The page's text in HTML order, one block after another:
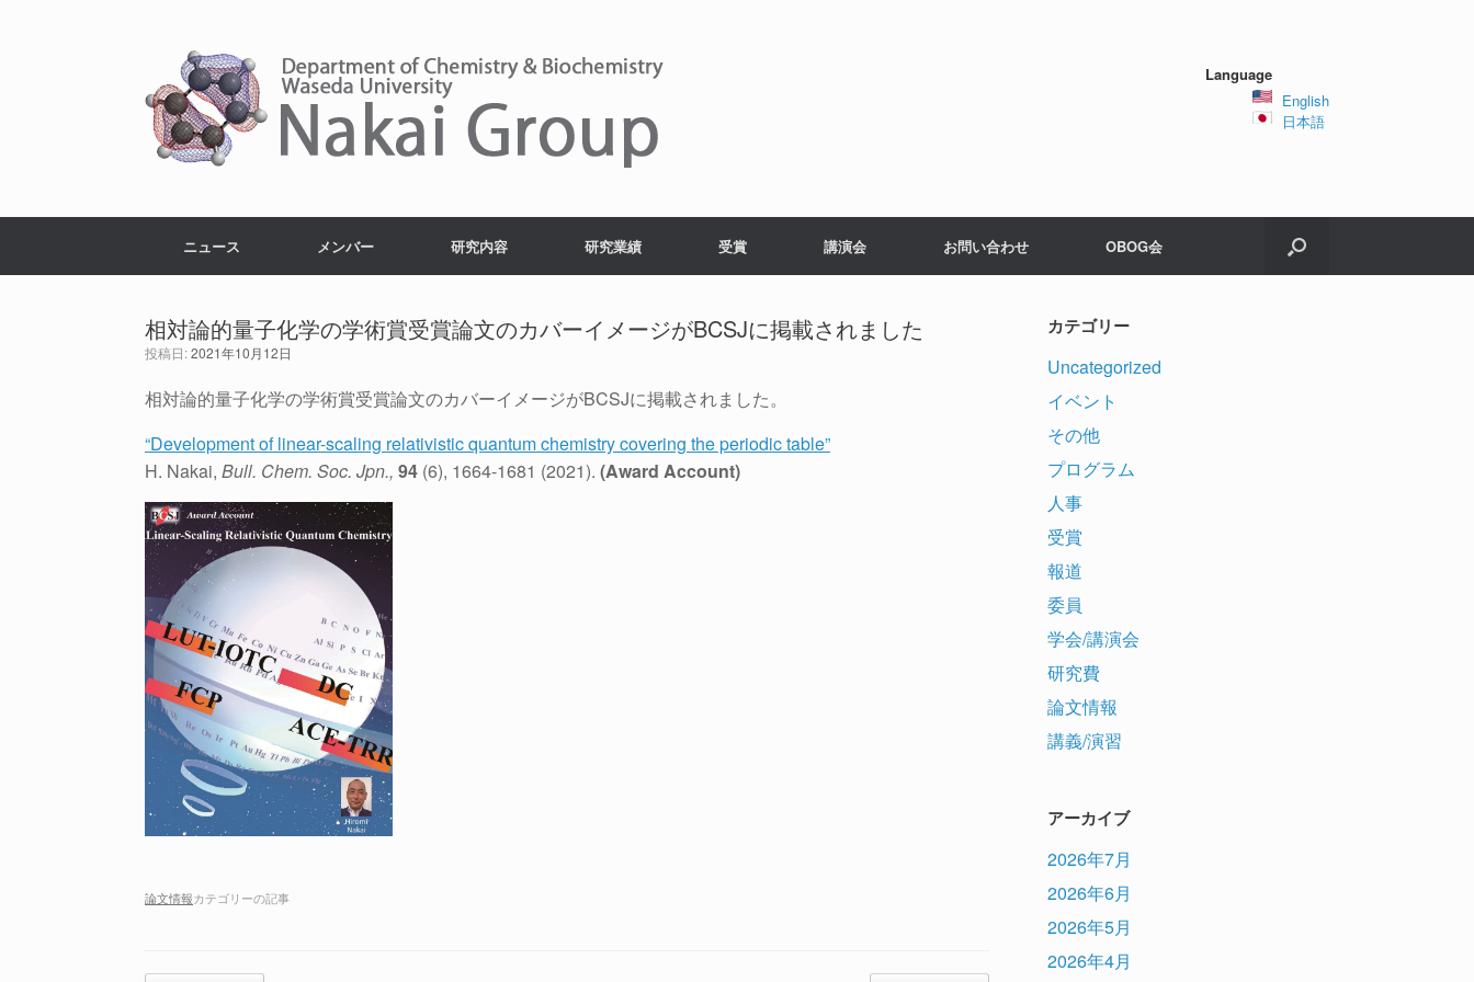
Language
English
日本語
ニュース メンバー 研究内容 研究業績 受賞 講演会 お問い合わせ OBOG会
相対論的量子化学の学術賞受賞論文のカバーイメージがBCSJに掲載されました
投稿日:2021年10月12日
相対論的量子化学の学術賞受賞論文のカバーイメージがBCSJに掲載されました。
“Development of linear-scaling relativistic quantum chemistry covering the periodic table”
H. Nakai, Bull. Chem. Soc. Jpn., 94 (6), 1664-1681 (2021). (Award Account)
論文情報カテゴリーの記事
カテゴリー
Uncategorized
イベント
その他
プログラム
人事
受賞
報道
委員
学会/講演会
研究費
論文情報
講義/演習
アーカイブ
2026年7月
2026年6月
2026年5月
2026年4月